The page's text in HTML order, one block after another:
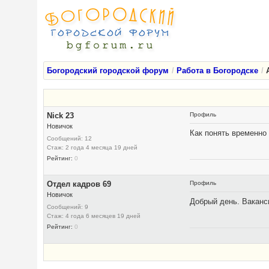
Богородский городской форум Работа в Богородске
Nick 23
Новичок
Сообщений: 12
Стаж: 2 года 4 месяца 19 дней
Рейтинг: 0
Профиль
Как понять временно
Отдел кадров 69
Новичок
Сообщений: 9
Стаж: 4 года 6 месяцев 19 дней
Рейтинг: 0
Профиль
Добрый день.